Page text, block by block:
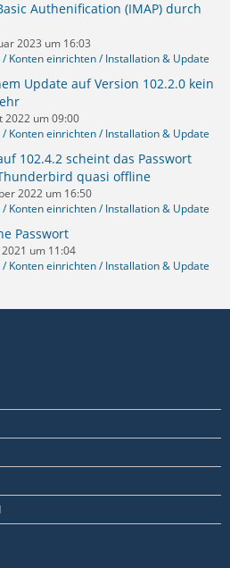
Authenification (IMAP) durch
2023 um 16:03
Konten einrichten / Installation & Update
Update auf Version 102.2.0 kein
2022 um 09:00
Konten einrichten / Installation & Update
102.4.2 scheint das Passwort
quasi offline
2022 um 16:50
Konten einrichten / Installation & Update
Passwort
um 11:04
Konten einrichten / Installation & Update